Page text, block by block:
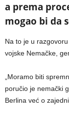
a prema
mogao bi da
Na to je u
vojske Nemačke,
„Moramo biti
poručio je nemački
Berlina već o